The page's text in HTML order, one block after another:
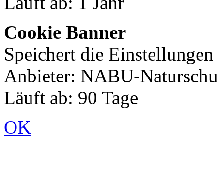
Cookie Banner
Speichert die
Anbieter: NABU-
Läuft ab: 90 Tage
OK